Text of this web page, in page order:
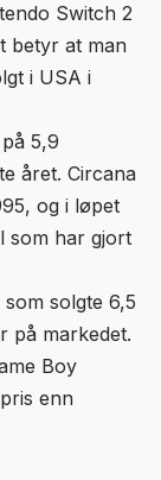
Switch 2
betyr at man
i USA i
5,9
året. Circana
og i løpet
som har gjort
solgte 6,5
på markedet.
Boy
enn